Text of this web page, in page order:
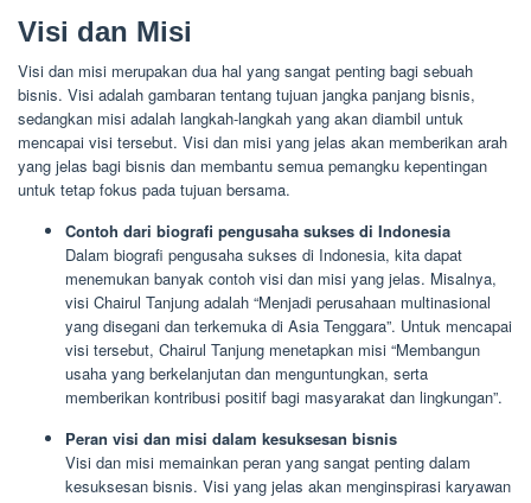
Visi dan Misi
Visi dan misi merupakan dua hal yang sangat penting bagi sebuah
bisnis. Visi adalah gambaran tentang tujuan jangka panjang bisnis,
sedangkan misi adalah langkah-langkah yang akan diambil untuk
mencapai visi tersebut. Visi dan misi yang jelas akan memberikan arah
yang jelas bagi bisnis dan membantu semua pemangku kepentingan
untuk tetap fokus pada tujuan bersama.
Contoh dari biografi pengusaha sukses di Indonesia
Dalam biografi pengusaha sukses di Indonesia, kita dapat
menemukan banyak contoh visi dan misi yang jelas. Misalnya,
visi Chairul Tanjung adalah “Menjadi perusahaan multinasional
yang disegani dan terkemuka di Asia Tenggara”. Untuk mencapai
visi tersebut, Chairul Tanjung menetapkan misi “Membangun
usaha yang berkelanjutan dan menguntungkan, serta
memberikan kontribusi positif bagi masyarakat dan lingkungan”.
Peran visi dan misi dalam kesuksesan bisnis
Visi dan misi memainkan peran yang sangat penting dalam
kesuksesan bisnis. Visi yang jelas akan menginspirasi karyawan